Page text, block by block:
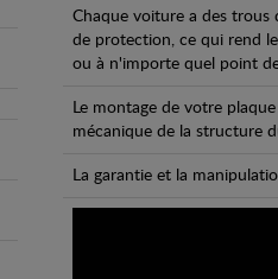
Chaque voiture a des trous
de protection, ce qui rend
ou à n'importe quel point
Le montage de votre
mécanique de la structure
La garantie et la